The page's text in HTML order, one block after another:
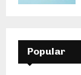
Popular